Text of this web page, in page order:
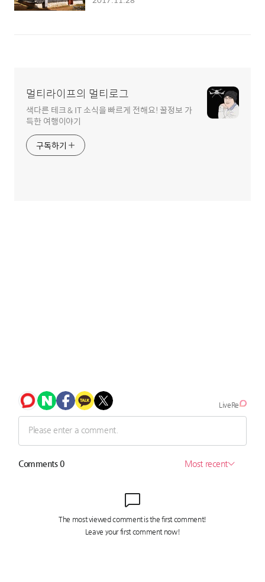
멀티라이프의 멀티로그
색다른 테크 & IT 소식을 빠르게 전해요! 꿀정보 가
득한 여행이야기
구독하기